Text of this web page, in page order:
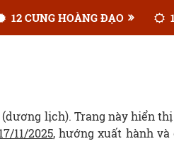
12 CUNG HOÀNG ĐẠO
(dương lịch). Trang này hiển
11/2025, hướng xuất hành và